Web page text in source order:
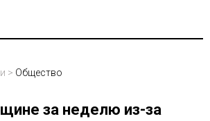
> Общество
за неделю из-за